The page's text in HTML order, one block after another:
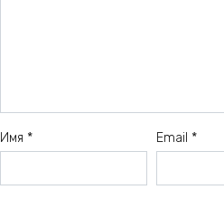
Имя * Email *